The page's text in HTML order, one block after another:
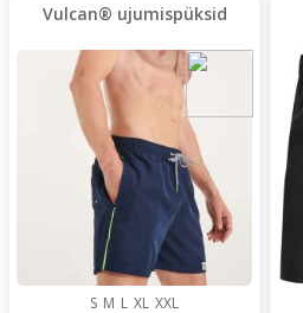
Vulcan® ujumispüksid
S M L XL XXL